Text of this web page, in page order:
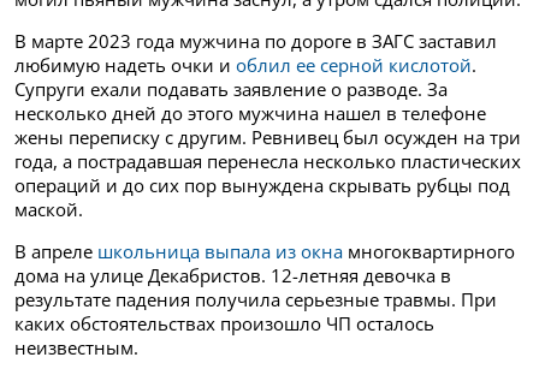
В марте 2023 года мужчина по дороге в ЗАГС заставил
любимую надеть очки и облил ее серной кислотой.
Супруги ехали подавать заявление о разводе. За
несколько дней до этого мужчина нашел в телефоне
жены переписку с другим. Ревнивец был осужден на три
года, а пострадавшая перенесла несколько пластических
операций и до сих пор вынуждена скрывать рубцы под
маской.
В апреле школьница выпала из окна многоквартирного
дома на улице Декабристов. 12-летняя девочка в
результате падения получила серьезные травмы. При
каких обстоятельствах произошло ЧП осталось
неизвестным.